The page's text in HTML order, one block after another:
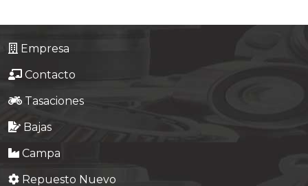
Empresa
Contacto
Tasaciones
Bajas
Campa
Repuesto Nuevo